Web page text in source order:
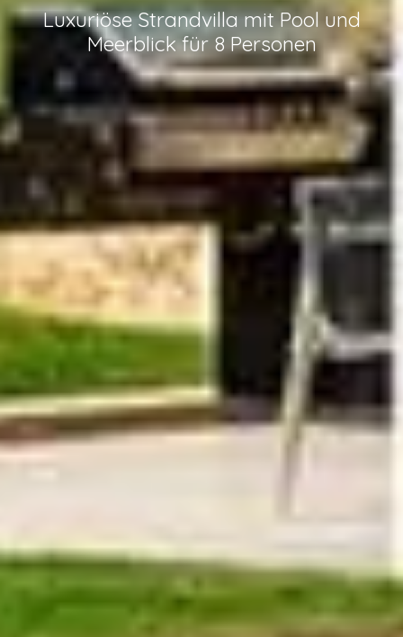
Luxuriöse Strandvilla mit Pool und
Meerblick für 8 Personen